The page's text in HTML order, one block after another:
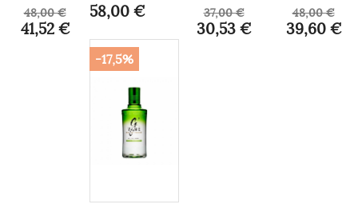
48,00 €
41,52 €
58,00 €
37,00 €
30,53 €
48,00 €
39,60 €
-17,5%